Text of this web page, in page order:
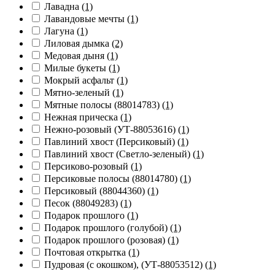
Лавадна (1)
Лавандовые мечты (1)
Лагуна (1)
Лиловая дымка (2)
Медовая дыня (1)
Милые букеты (1)
Мокрый асфальт (1)
Мятно-зеленый (1)
Мятные полосы (88014783) (1)
Нежная прическа (1)
Нежно-розовый (УТ-88053616) (1)
Павлиний хвост (Персиковый) (1)
Павлиний хвост (Светло-зеленый) (1)
Персиково-розовый (1)
Персиковые полосы (88014780) (1)
Персиковый (88044360) (1)
Песок (88049283) (1)
Подарок прошлого (1)
Подарок прошлого (голубой) (1)
Подарок прошлого (розовая) (1)
Почтовая открытка (1)
Пудровая (с окошком), (УТ-88053512) (1)